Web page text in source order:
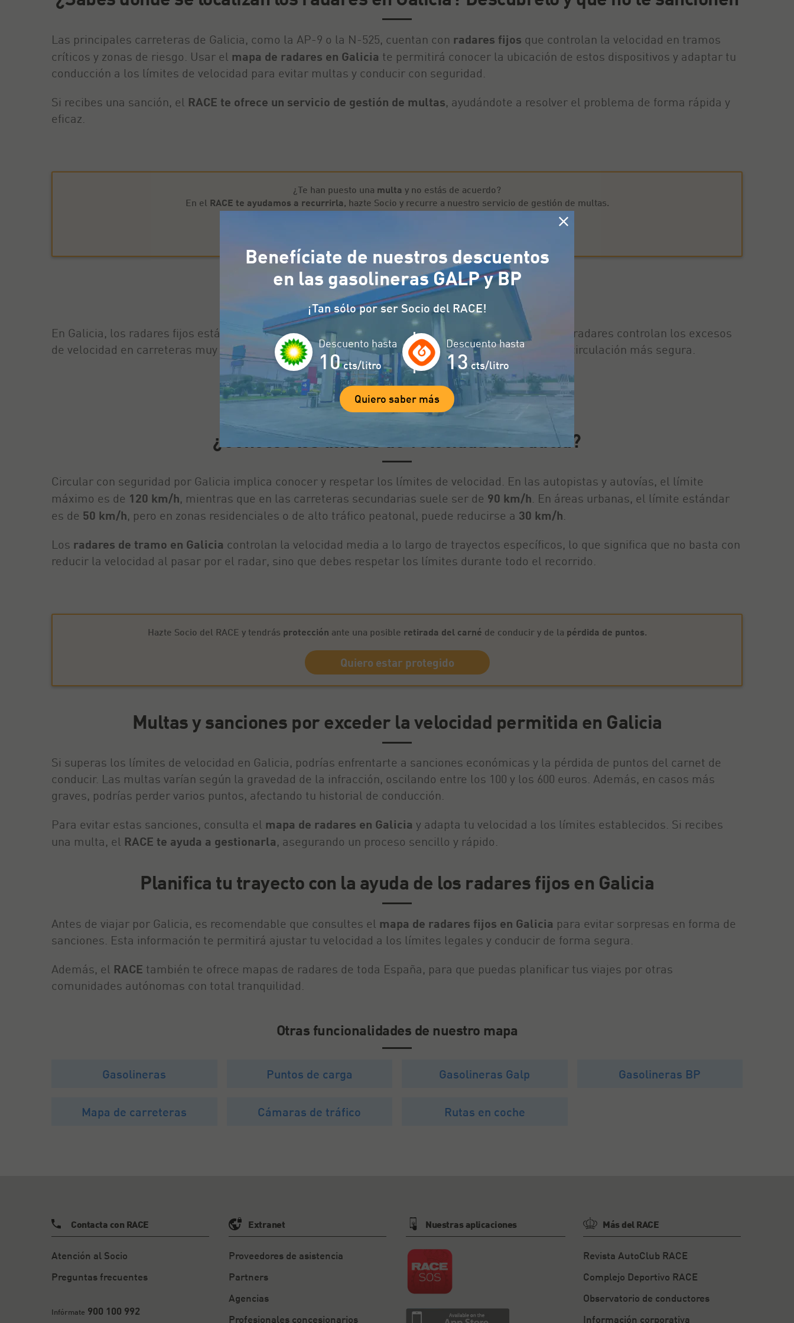
Las principales carreteras de Galicia, como la AP-9 o la N-525, cuentan con radares fijos que controlan la velocidad en tramos
críticos y zonas de riesgo. Usar el mapa de radares en Galicia te permitirá conocer la ubicación de estos dispositivos y adaptar tu
conducción a los límites de velocidad para evitar multas y conducir con seguridad.
Si recibes una sanción, el RACE te ofrece un servicio de gestión de multas, ayudándote a resolver el problema de forma rápida y
eficaz.
¿Te han puesto una multa y no estás de acuerdo?
En el RACE te ayudamos a recurrirla, hazte Socio y recurre a nuestro servicio de gestión de multas.
Radares fijos destacados en Galicia
En Galicia, los radares fijos están situados en puntos clave para garantizar la seguridad vial. Estos radares controlan los excesos
de velocidad en carreteras muy transitadas o con una elevada siniestralidad, contribuyendo a una circulación más segura.
Vía Límite
¿Conoces los límites de velocidad en Galicia?
Circular con seguridad por Galicia implica conocer y respetar los límites de velocidad. En las autopistas y autovías, el límite
máximo es de 120 km/h, mientras que en las carreteras secundarias suele ser de 90 km/h. En áreas urbanas, el límite estándar
es de 50 km/h, pero en zonas residenciales o de alto tráfico peatonal, puede reducirse a 30 km/h.
Los radares de tramo en Galicia controlan la velocidad media a lo largo de trayectos específicos, lo que significa que no basta con
reducir la velocidad al pasar por el radar, sino que debes respetar los límites durante todo el recorrido.
Hazte Socio del RACE y tendrás protección ante una posible retirada del carné de conducir y de la pérdida de puntos.
Quiero estar protegido
Multas y sanciones por exceder la velocidad permitida en Galicia
Si superas los límites de velocidad en Galicia, podrías enfrentarte a sanciones económicas y la pérdida de puntos del carnet de
conducir. Las multas varían según la gravedad de la infracción, oscilando entre los 100 y los 600 euros. Además, en casos más
graves, podrías perder varios puntos, afectando tu historial de conducción.
Para evitar estas sanciones, consulta el mapa de radares en Galicia y adapta tu velocidad a los límites establecidos. Si recibes
una multa, el RACE te ayuda a gestionarla, asegurando un proceso sencillo y rápido.
Planifica tu trayecto con la ayuda de los radares fijos en Galicia
Antes de viajar por Galicia, es recomendable que consultes el mapa de radares fijos en Galicia para evitar sorpresas en forma de
sanciones. Esta información te permitirá ajustar tu velocidad a los límites legales y conducir de forma segura.
Además, el RACE también te ofrece mapas de radares de toda España, para que puedas planificar tus viajes por otras
comunidades autónomas con total tranquilidad.
Otras funcionalidades de nuestro mapa
Gasolineras Puntos de carga Gasolineras Galp Gasolineras BP
Mapa de carreteras Cámaras de tráfico Rutas en coche
Contacta con RACE
Atención al Socio
Preguntas frecuentes
Infórmate 900 100 992
Extranet
Proveedores de asistencia
Partners
Agencias
Profesionales concesionarios
Nuestras aplicaciones Más del RACE
Revista AutoClub RACE
Complejo Deportivo RACE
Observatorio de conductores
Información corporativa
Benefíciate de nuestros descuentos
en las gasolineras GALP y BP
¡Tan sólo por ser Socio del RACE!
Descuento hasta
10cts/litro
Descuento hasta
13cts/litro
Quiero saber más